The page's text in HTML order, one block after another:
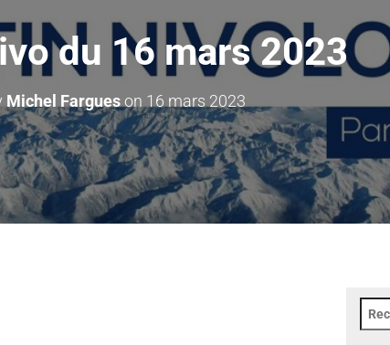
du 16 mars 2023
Michel Fargueson 16 mars 2023